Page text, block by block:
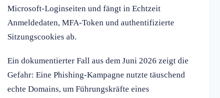
Microsoft-Loginseiten und fängt in Echtzeit
Anmeldedaten, MFA-Token und authentifizierte
Sitzungscookies ab.
Ein dokumentierter Fall aus dem Juni 2026 zeigt die
Gefahr: Eine Phishing-Kampagne nutzte täuschend
echte Domains, um Führungskräfte eines